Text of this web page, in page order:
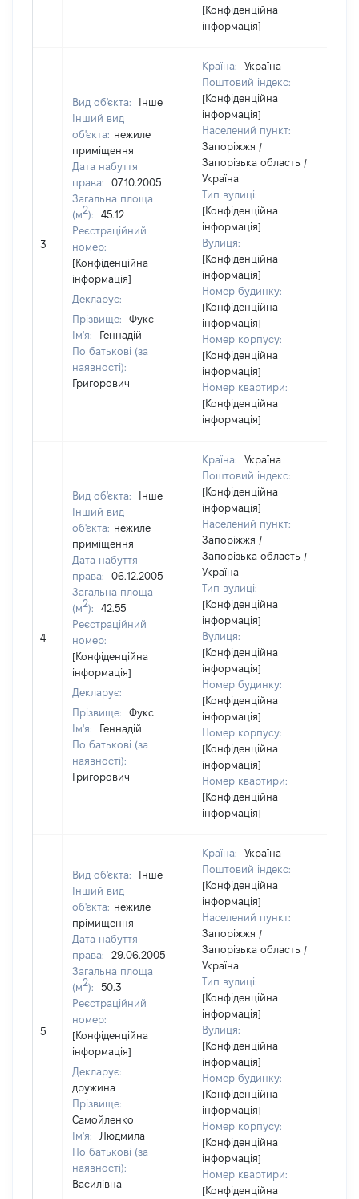
[Конфіденційна
інформація]
3
Вид об'єкта:
Інше
Інший вид
об'єкта: нежиле
приміщення
Дата набуття
права:
07.10.2005
Загальна площа
(м2):
45.12
Реєстраційний
номер:
[Конфіденційна
інформація]
Декларує:
Прізвище:
Фукс
Ім'я:
Геннадій
По батькові (за
наявності):
Григорович
Країна:
Україна
Поштовий індекс:
[Конфіденційна
інформація]
Населений пункт:
Запоріжжя /
Запорізька область /
Україна
Тип вулиці:
[Конфіденційна
інформація]
Вулиця:
[Конфіденційна
інформація]
Номер будинку:
[Конфіденційна
інформація]
Номер корпусу:
[Конфіденційна
інформація]
Номер квартири:
[Конфіденційна
інформація]
4
Вид об'єкта:
Інше
Інший вид
об'єкта: нежиле
приміщення
Дата набуття
права:
06.12.2005
Загальна площа
(м2):
42.55
Реєстраційний
номер:
[Конфіденційна
інформація]
Декларує:
Прізвище:
Фукс
Ім'я:
Геннадій
По батькові (за
наявності):
Григорович
Країна:
Україна
Поштовий індекс:
[Конфіденційна
інформація]
Населений пункт:
Запоріжжя /
Запорізька область /
Україна
Тип вулиці:
[Конфіденційна
інформація]
Вулиця:
[Конфіденційна
інформація]
Номер будинку:
[Конфіденційна
інформація]
Номер корпусу:
[Конфіденційна
інформація]
Номер квартири:
[Конфіденційна
інформація]
5
Вид об'єкта:
Інше
Інший вид
об'єкта: нежиле
прімищення
Дата набуття
права:
29.06.2005
Загальна площа
(м2):
50.3
Реєстраційний
номер:
[Конфіденційна
інформація]
Декларує:
дружина
Прізвище:
Самойленко
Ім'я:
Людмила
По батькові (за
наявності):
Василівна
Країна:
Україна
Поштовий індекс:
[Конфіденційна
інформація]
Населений пункт:
Запоріжжя /
Запорізька область /
Україна
Тип вулиці:
[Конфіденційна
інформація]
Вулиця:
[Конфіденційна
інформація]
Номер будинку:
[Конфіденційна
інформація]
Номер корпусу:
[Конфіденційна
інформація]
Номер квартири:
[Конфіденційна